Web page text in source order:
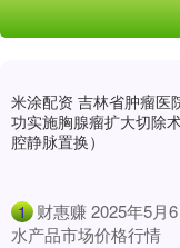
米涂配资 吉林省肿瘤医
功实施胸腺瘤扩大切除
腔静脉置换）
1 财惠赚 2025年5月
水产品市场价格行情